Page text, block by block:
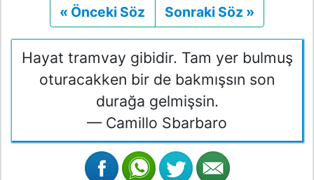
« Önceki Söz Önceki
Sonraki Söz »
Hayat tramvay gibidir. Tam yer bulmuş
oturacakken bir de bakmışsın son
durağa gelmişsin.
— Camillo Sbarbaro